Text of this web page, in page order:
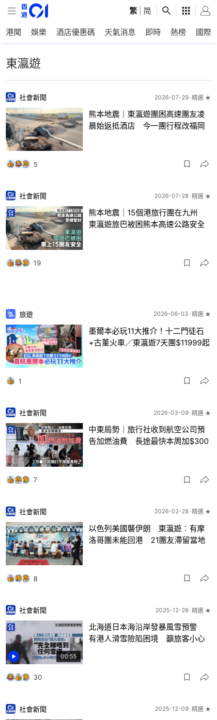
繁 简
港聞 娛樂 酒店優惠碼 天氣消息 即時 熱榜 國際
東瀛遊
社會新聞 2026-07-29 精選 ★
熊本地震｜東瀛遊團困高速團友凌
晨始返抵酒店 今一團行程改福岡
5
社會新聞 2026-07-28 精選 ★
熊本地震｜15個港旅行團在九州
東瀛遊旅巴被困熊本高速公路安全
19
旅遊 2026-06-03 精選 ★
墨爾本必玩11大推介！十二門徒石
+古董火車／東瀛遊7天團$11999起
1
社會新聞 2026-03-09 精選 ★
中東局勢｜旅行社收到航空公司預
告加燃油費 長途最快本周加$300
7
社會新聞 2026-02-28 精選 ★
以色列美國襲伊朗 東瀛遊︰有摩
洛哥團未能回港 21團友滯留當地
8
00:55
社會新聞 2025-12-26 精選 ★
北海道日本海沿岸發暴風雪預警
有港人滑雪險陷困境 籲旅客小心
30
社會新聞 2025-12-09 精選 ★